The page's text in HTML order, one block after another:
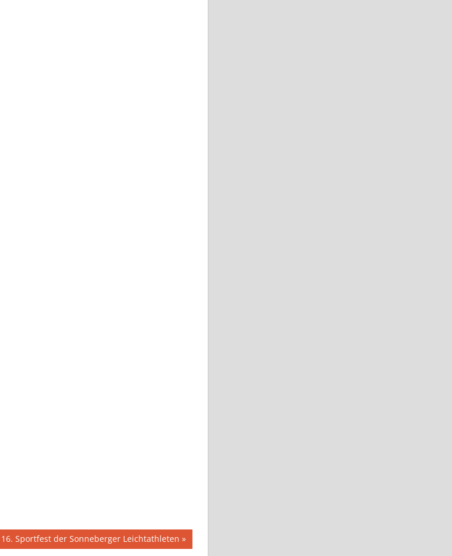
Nächster
Beitrag:
16. Sportfest der Sonneberger Leichtathleten